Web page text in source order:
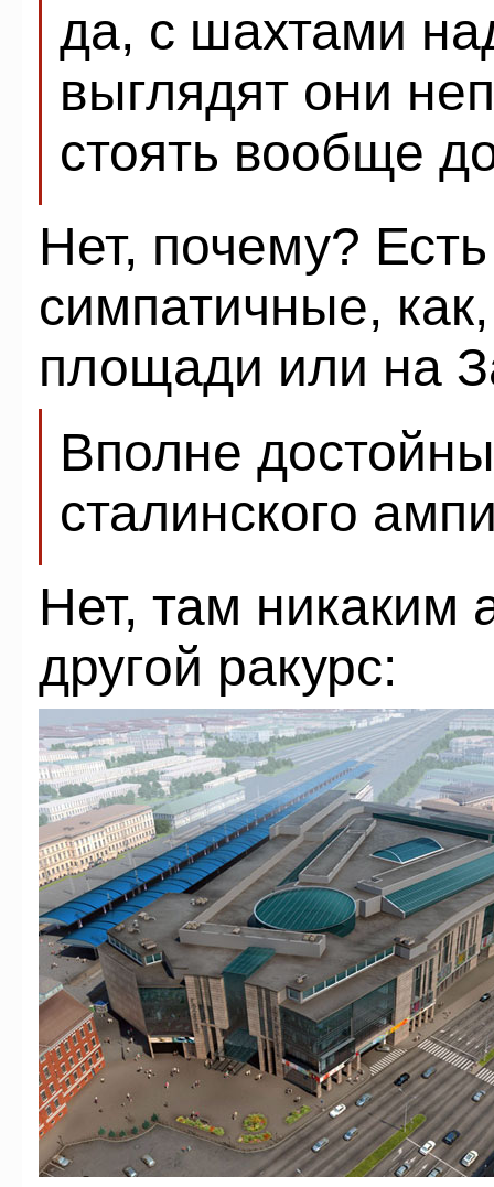
да, с шахтами
выглядят они
стоять вообще
Нет, почему?
симпатичные,
площади или на
Вполне
сталинского
Нет, там никаким
другой ракурс: